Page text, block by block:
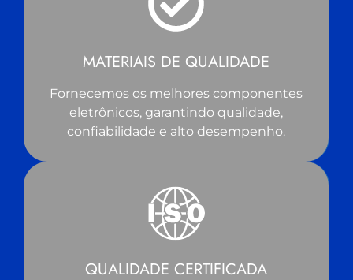
MATERIAIS DE QUALIDADE
Fornecemos os melhores componentes
eletrônicos, garantindo qualidade,
confiabilidade e alto desempenho.
QUALIDADE CERTIFICADA